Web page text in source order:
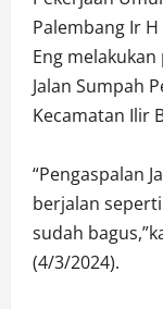
Palembang Ir H
Eng
Jalan Sumpah
Kecamatan Ilir
“Pengaspalan
berjalan
sudah
(4/3/2024).